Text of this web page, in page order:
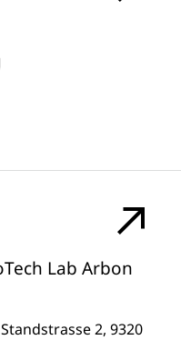
Lab Arbon
2, 9320